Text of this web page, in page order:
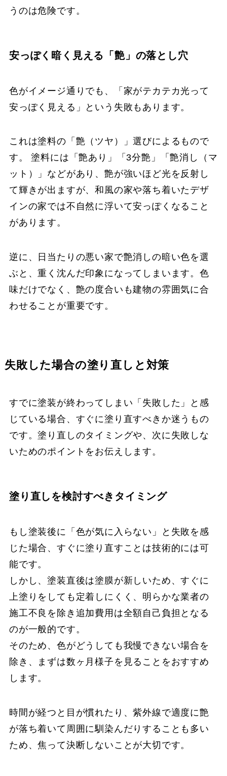
うのは危険です。
安っぽく暗く見える「艶」の落とし穴
色がイメージ通りでも、「家がテカテカ光って
安っぽく見える」という失敗もあります。
これは塗料の「艶（ツヤ）」選びによるもので
す。 塗料には「艶あり」「3分艶」「艶消し（マ
ット）」などがあり、艶が強いほど光を反射し
て輝きが出ますが、和風の家や落ち着いたデザ
インの家では不自然に浮いて安っぽくなること
があります。
逆に、日当たりの悪い家で艶消しの暗い色を選
ぶと、重く沈んだ印象になってしまいます。色
味だけでなく、艶の度合いも建物の雰囲気に合
わせることが重要です。
失敗した場合の塗り直しと対策
すでに塗装が終わってしまい「失敗した」と感
じている場合、すぐに塗り直すべきか迷うもの
です。塗り直しのタイミングや、次に失敗しな
いためのポイントをお伝えします。
塗り直しを検討すべきタイミング
もし塗装後に「色が気に入らない」と失敗を感
じた場合、すぐに塗り直すことは技術的には可
能です。
しかし、塗装直後は塗膜が新しいため、すぐに
上塗りをしても定着しにくく、明らかな業者の
施工不良を除き追加費用は全額自己負担となる
のが一般的です。
そのため、色がどうしても我慢できない場合を
除き、まずは数ヶ月様子を見ることをおすすめ
します。
時間が経つと目が慣れたり、紫外線で適度に艶
が落ち着いて周囲に馴染んだりすることも多い
ため、焦って決断しないことが大切です。